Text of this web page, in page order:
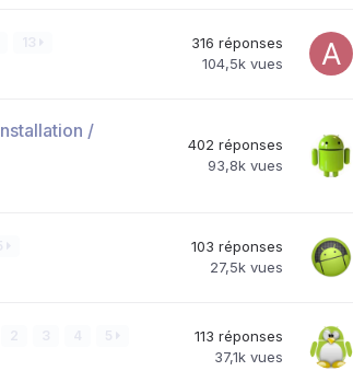
316 réponses
104,5k vues
/
402 réponses
93,8k vues
103 réponses
27,5k vues
113 réponses
37,1k vues